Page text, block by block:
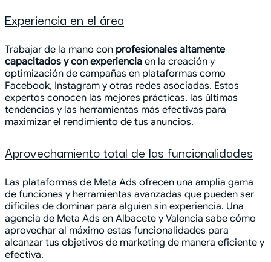
Experiencia en el área
Trabajar de la mano con profesionales altamente
capacitados y con experiencia en la creación y
optimización de campañas en plataformas como
Facebook, Instagram y otras redes asociadas. Estos
expertos conocen las mejores prácticas, las últimas
tendencias y las herramientas más efectivas para
maximizar el rendimiento de tus anuncios.
Aprovechamiento total de las funcionalidades
Las plataformas de Meta Ads ofrecen una amplia gama
de funciones y herramientas avanzadas que pueden ser
difíciles de dominar para alguien sin experiencia. Una
agencia de Meta Ads en Albacete y Valencia sabe cómo
aprovechar al máximo estas funcionalidades para
alcanzar tus objetivos de marketing de manera eficiente y
efectiva.